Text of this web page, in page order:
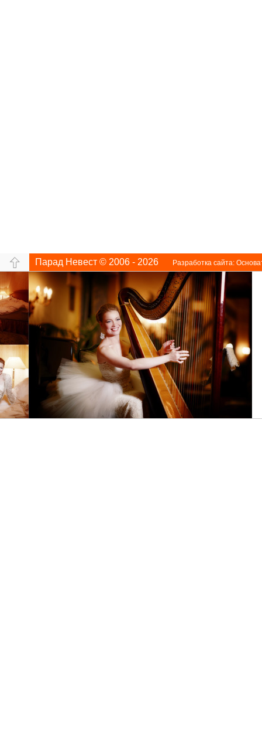
Парад Невест © 2006 - 2026 Разработка сайта: